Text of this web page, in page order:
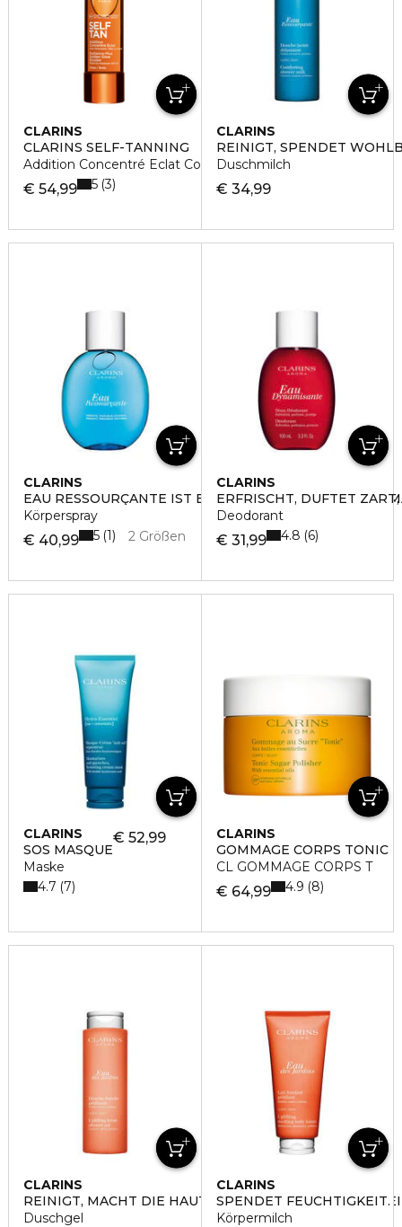
CLARINS
CLARINS SELF-TANNING
Addition Concentré Eclat Corp Golden Glow Booster Body
€ 54,99 5 3
CLARINS
REINIGT, SPENDET
Duschmilch
€ 34,99
CLARINS
EAU RESSOURÇANTE IST EIN BLUMIG-HOLZIGER
Körperspray
€ 40,99 2 Größen
5 1
CLARINS
ERFRISCHT, DUFTET
Deodorant
€ 31,99 4.8 6
CLARINS
SOS MASQUE
Maske
€ 52,99
4.7 7
CLARINS
GOMMAGE CORPS TONIC
CL GOMMAGE CORPS T
€ 64,99 4.9 8
CLARINS
REINIGT, MACHT DIE HAUT GESCHMEIDIG, VERLEIHT
Duschgel
CLARINS
SPENDET FEUCHTIGKEIT.
Körpermilch